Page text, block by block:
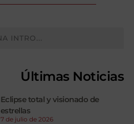
Últimas Noticias
Eclipse total y visionado de
estrellas
7 de julio de 2026